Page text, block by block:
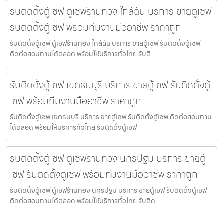
รับติดตั้งตู้เซฟ ตู้เซฟร้านทอง ใกล้ฉัน บริการ ขายตู้เซฟ
รับติดตั้งตู้เซฟ พร้อมทีมงานมืออาชีพ ราคาถูก
รับติดตั้งตู้เซฟ ตู้เซฟร้านทอง ใกล้ฉัน บริการ ขายตู้เซฟ รับติดตั้งตู้เซฟ
ติดต่อสอบถามได้ตลอด พร้อมให้บริการทั่วไทย รับติ
รับติดตั้งตู้เซฟ เขตธนบุรี บริการ ขายตู้เซฟ รับติดตั้งตู้
เซฟ พร้อมทีมงานมืออาชีพ ราคาถูก
รับติดตั้งตู้เซฟ เขตธนบุรี บริการ ขายตู้เซฟ รับติดตั้งตู้เซฟ ติดต่อสอบถาม
ได้ตลอด พร้อมให้บริการทั่วไทย รับติดตั้งตู้เซฟ
รับติดตั้งตู้เซฟ ตู้เซฟร้านทอง นครปฐม บริการ ขายตู้
เซฟ รับติดตั้งตู้เซฟ พร้อมทีมงานมืออาชีพ ราคาถูก
รับติดตั้งตู้เซฟ ตู้เซฟร้านทอง นครปฐม บริการ ขายตู้เซฟ รับติดตั้งตู้เซฟ
ติดต่อสอบถามได้ตลอด พร้อมให้บริการทั่วไทย รับติด